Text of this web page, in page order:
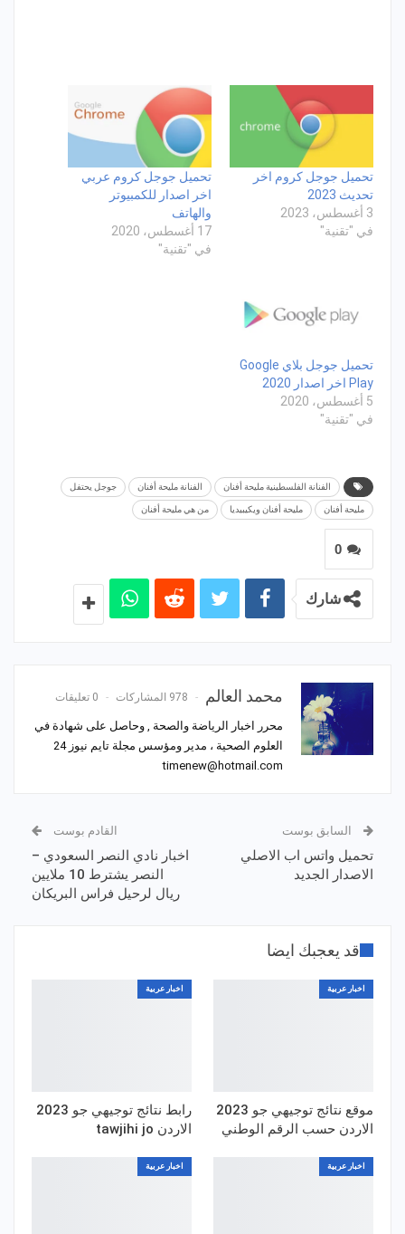
تحميل جوجل كروم اخر
تحديث 2023
3 أغسطس، 2023
في "تقنية"
تحميل جوجل كروم عربي
اخر اصدار للكمبيوتر
والهاتف
17 أغسطس، 2020
في "تقنية"
تحميل جوجل بلاي Google
Play اخر اصدار 2020
5 أغسطس، 2020
في "تقنية"
الفنانة الفلسطينية مليحة أفنان الفنانة مليحة أفنان جوجل يحتفل
مليحة أفنان مليحة أفنان ويكيبيديا من هي مليحة أفنان
0
شارك
محمد العالم 978 المشاركات 0 تعليقات
محرر اخبار الرياضة والصحة , وحاصل على شهادة في
العلوم الصحية ، مدير ومؤسس مجلة تايم نيوز 24
timenew@hotmail.com
السابق بوست
تحميل واتس اب الاصلي
الاصدار الجديد
القادم بوست
اخبار نادي النصر السعودي –
النصر يشترط 10 ملايين
ريال لرحيل فراس البريكان
قد يعجبك ايضا
اخبار عربية
موقع نتائج توجيهي جو 2023
الاردن حسب الرقم الوطني
اخبار عربية
رابط نتائج توجيهي جو 2023
الاردن tawjihi jo
اخبار عربية اخبار عربية